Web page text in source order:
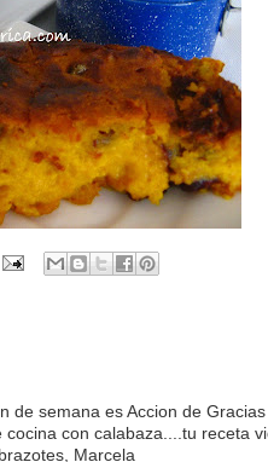
de semana es Accion de
con calabaza....tu receta
Marcela